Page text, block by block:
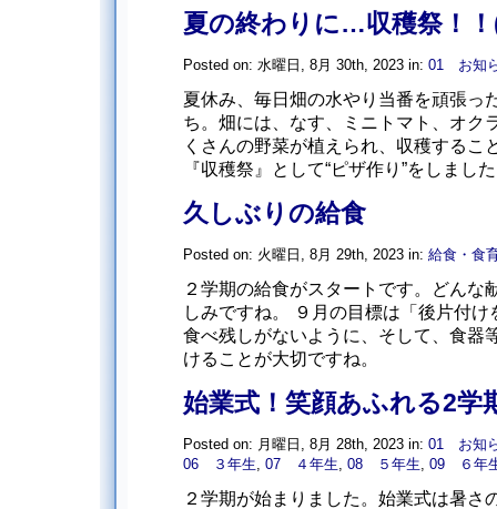
夏の終わりに…収穫祭！
Posted on: 水曜日, 8月 30th, 2023 in: 01 お知
夏休み、毎日畑の水やり当番を頑張っ
ち。畑には、なす、ミニトマト、オク
くさんの野菜が植えられ、収穫するこ
『収穫祭』として“ピザ作り”をしまし
久しぶりの給食
Posted on: 火曜日, 8月 29th, 2023 in: 給食・食
２学期の給食がスタートです。どんな
しみですね。 ９月の目標は「後片付
食べ残しがないように、そして、食器
けることが大切ですね。
始業式！笑顔あふれる2学
Posted on: 月曜日, 8月 28th, 2023 in: 01 お知
06 ３年生 07 ４年生 08 ５年生 09 ６年
２学期が始まりました。始業式は暑さ